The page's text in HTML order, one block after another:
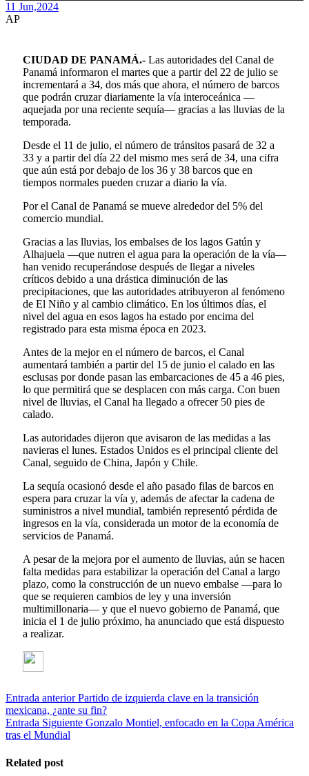
11 Jun,2024
AP
CIUDAD DE PANAMÁ.- Las autoridades del Canal de
Panamá informaron el martes que a partir del 22 de julio se
incrementará a 34, dos más que ahora, el número de barcos
que podrán cruzar diariamente la vía interoceánica —
aquejada por una reciente sequía— gracias a las lluvias de la
temporada.
Desde el 11 de julio, el número de tránsitos pasará de 32 a
33 y a partir del día 22 del mismo mes será de 34, una cifra
que aún está por debajo de los 36 y 38 barcos que en
tiempos normales pueden cruzar a diario la vía.
Por el Canal de Panamá se mueve alrededor del 5% del
comercio mundial.
Gracias a las lluvias, los embalses de los lagos Gatún y
Alhajuela —que nutren el agua para la operación de la vía—
han venido recuperándose después de llegar a niveles
críticos debido a una drástica diminución de las
precipitaciones, que las autoridades atribuyeron al fenómeno
de El Niño y al cambio climático. En los últimos días, el
nivel del agua en esos lagos ha estado por encima del
registrado para esta misma época en 2023.
Antes de la mejor en el número de barcos, el Canal
aumentará también a partir del 15 de junio el calado en las
esclusas por donde pasan las embarcaciones de 45 a 46 pies,
lo que permitirá que se desplacen con más carga. Con buen
nivel de lluvias, el Canal ha llegado a ofrecer 50 pies de
calado.
Las autoridades dijeron que avisaron de las medidas a las
navieras el lunes. Estados Unidos es el principal cliente del
Canal, seguido de China, Japón y Chile.
La sequía ocasionó desde el año pasado filas de barcos en
espera para cruzar la vía y, además de afectar la cadena de
suministros a nivel mundial, también representó pérdida de
ingresos en la vía, considerada un motor de la economía de
servicios de Panamá.
A pesar de la mejora por el aumento de lluvias, aún se hacen
falta medidas para estabilizar la operación del Canal a largo
plazo, como la construcción de un nuevo embalse —para lo
que se requieren cambios de ley y una inversión
multimillonaria— y que el nuevo gobierno de Panamá, que
inicia el 1 de julio próximo, ha anunciado que está dispuesto
a realizar.
Entrada anterior Partido de izquierda clave en la transición
mexicana, ¿ante su fin?
Entrada Siguiente Gonzalo Montiel, enfocado en la Copa América
tras el Mundial
Related post